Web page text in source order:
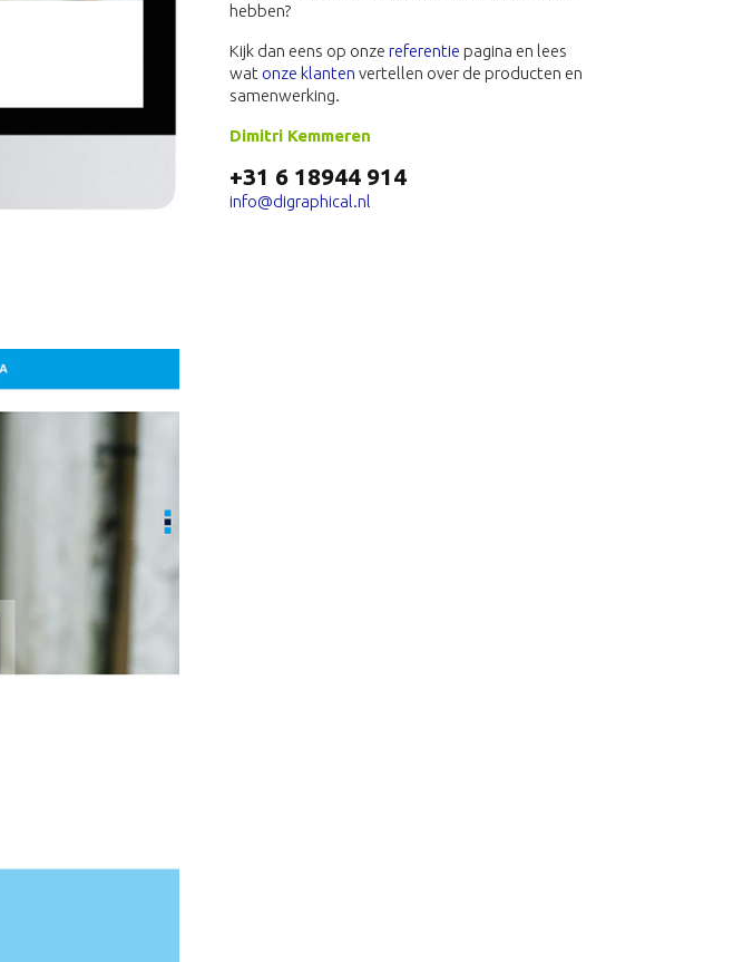
hebben?
Kijk dan eens op onze referentie pagina en lees
wat onze klanten vertellen over de producten en
samenwerking.
Dimitri Kemmeren
+31 6 18944 914
info@digraphical.nl